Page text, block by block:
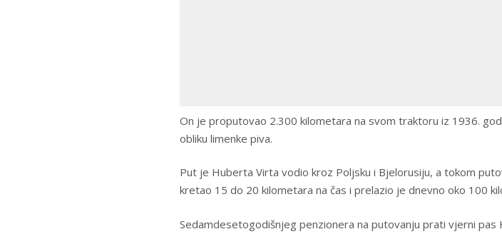
On je proputovao 2.300 kilometara na svom traktoru iz 1936.
obliku limenke piva.
Put je Huberta Virta vodio kroz Poljsku i Bjelorusiju, a tokom
kretao 15 do 20 kilometara na čas i prelazio je dnevno oko 100
Sedamdesetogodišnjeg penzionera na putovanju prati vjerni pas